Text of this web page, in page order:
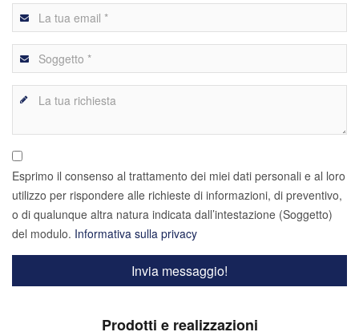
Esprimo il consenso al trattamento dei miei dati personali e al loro
utilizzo per rispondere alle richieste di informazioni, di preventivo,
o di qualunque altra natura indicata dall’intestazione (Soggetto)
del modulo. Informativa sulla privacy
Prodotti e realizzazioni